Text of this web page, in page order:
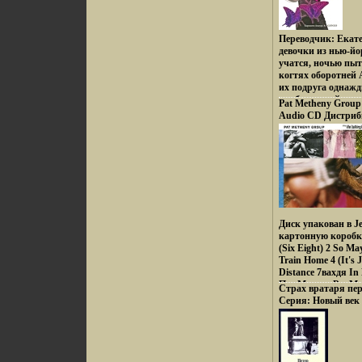
Переводчик:
девочки из нью-
учатся, ночью
когтях оборотней
их подруга
пробралвахейись
отыскать ее С
того, чтобы
комикс Авторы
Ayamura Gonzo.
Pat Metheny
Audio CD
Лицензионные
аудионосителей
издание инфо
Диск упакован в
картонную
(Six Eight) 2 So
Train Home 4 (It's
Distance 7вахдя
Пэт Мэтэни Pat
Group".
Страх вратаря
Серия: Новый век